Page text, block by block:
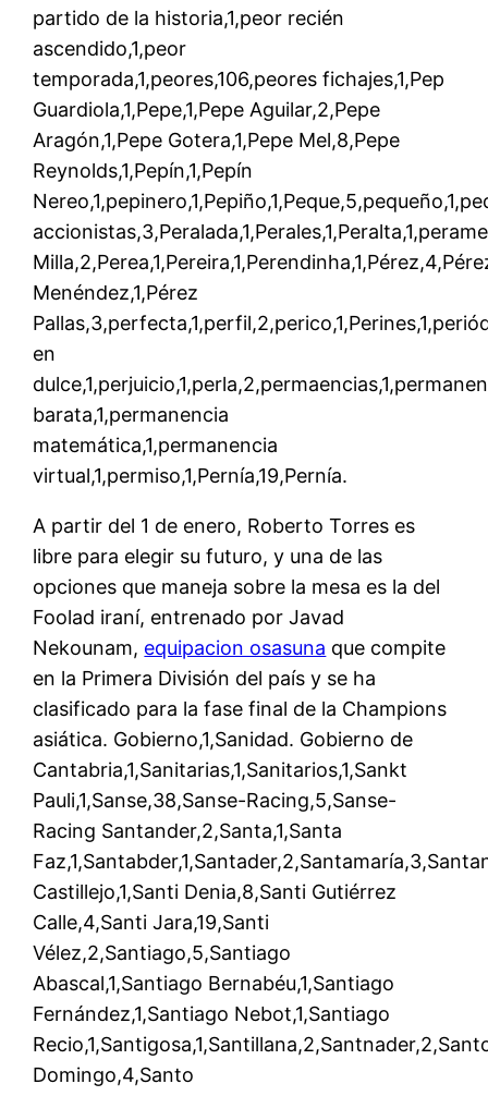
partido de la historia,1,peor recién
ascendido,1,peor
temporada,1,peores,106,peores fichajes,1,Pep
Guardiola,1,Pepe,1,Pepe Aguilar,2,Pepe
Aragón,1,Pepe Gotera,1,Pepe Mel,8,Pepe
Reynolds,1,Pepín,1,Pepín
Menéndez,1,Pérez
en
barata,1,permanencia
matemática,1,permanencia
virtual,1,permiso,1,Pernía,19,Pernía.
A partir del 1 de enero, Roberto Torres es
libre para elegir su futuro, y una de las
opciones que maneja sobre la mesa es la del
Foolad iraní, entrenado por Javad
Nekounam, equipacion osasuna que compite
en la Primera División del país y se ha
clasificado para la fase final de la Champions
asiática. Gobierno,1,Sanidad. Gobierno de
Cantabria,1,Sanitarias,1,Sanitarios,1,Sankt
Pauli,1,Sanse,38,Sanse-Racing,5,Sanse-
Racing Santander,2,Santa,1,Santa
Castillejo,1,Santi Denia,8,Santi Gutiérrez
Calle,4,Santi Jara,19,Santi
Vélez,2,Santiago,5,Santiago
Abascal,1,Santiago Bernabéu,1,Santiago
Fernández,1,Santiago Nebot,1,Santiago
Domingo,4,Santo